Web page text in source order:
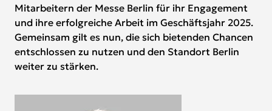
Mitarbeitern der Messe Berlin für ihr Engagement
und ihre erfolgreiche Arbeit im Geschäftsjahr 2025.
Gemeinsam gilt es nun, die sich bietenden Chancen
entschlossen zu nutzen und den Standort Berlin
weiter zu stärken.